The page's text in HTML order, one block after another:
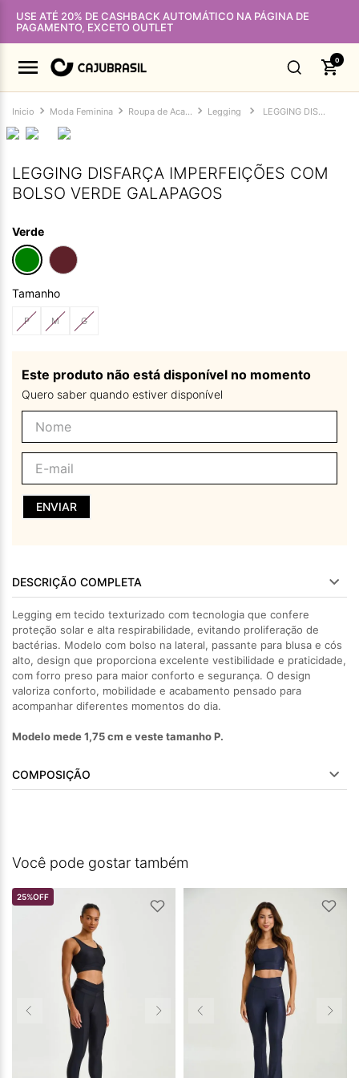
USE ATÉ 20% DE CASHBACK AUTOMÁTICO NA PÁGINA DE
PAGAMENTO, EXCETO OUTLET
0
Moda Feminina Roupa de Academia Feminina Legging LEGGING DISFARÇA IMPERFEIÇÕES COM BOLSO VERDE GALAPAGOS
LEGGING DISFARÇA IMPERFEIÇÕES COM
BOLSO VERDE GALAPAGOS
Verde
Tamanho
P M G
Este produto não está disponível no momento
Quero saber quando estiver disponível
ENVIAR
DESCRIÇÃO COMPLETA
Legging em tecido texturizado com tecnologia que confere
proteção solar e alta respirabilidade, evitando proliferação de
bactérias. Modelo com bolso na lateral, passante para blusa e cós
alto, design que proporciona excelente vestibilidade e praticidade,
com forro preso para maior conforto e segurança. O design
valoriza conforto, mobilidade e acabamento pensado para
acompanhar diferentes momentos do dia.
Modelo mede 1,75 cm e veste tamanho P.
COMPOSIÇÃO
Você pode gostar também
25%OFF